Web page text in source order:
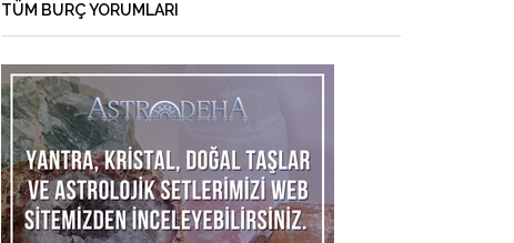
TÜM BURÇ YORUMLARI